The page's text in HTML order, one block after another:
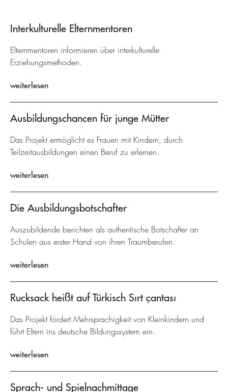
Interkulturelle Elternmentoren
Elternmentoren informieren über interkulturelle
Erziehungsmethoden.
weiterlesen
Ausbildungschancen für junge Mütter
Das Projekt ermöglicht es Frauen mit Kindern, durch
Teilzeitausbildungen einen Beruf zu erlernen.
weiterlesen
Die Ausbildungsbotschafter
Auszubildende berichten als authentische Botschafter an
Schulen aus erster Hand von ihren Traumberufen.
weiterlesen
Rucksack heißt auf Türkisch Sırt çantası
Das Projekt fördert Mehrsprachigkeit von Kleinkindern und
führt Eltern ins deutsche Bildungssystem ein.
weiterlesen
Sprach- und Spielnachmittage